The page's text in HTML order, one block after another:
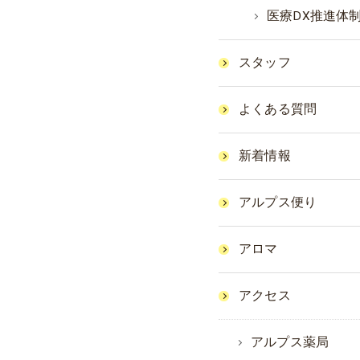
医療DX推進体
スタッフ
よくある質問
新着情報
アルプス便り
アロマ
アクセス
アルプス薬局